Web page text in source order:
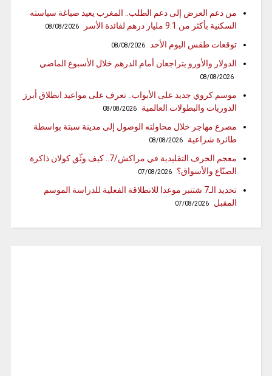
من دعم العرض إلى دعم الطلب.. المغرب يعيد صياغة سياسته
السكنية بأكثر من 9.1 مليار درهم لفائدة الأسر
08/08/2026
توقعات طقس اليوم الأحد 08/08/2026
الدولار والأورو يتراجعان أمام الدرهم خلال الأسبوع الماضي
08/08/2026
موسم كروي جديد على الأبواب.. تعرف على مواعيد انطلاق أبرز
الدوريات والبطولات العالمية
08/08/2026
مصرع مهاجر خلال محاولته الوصول إلى مدينة سبتة بواسطة
طائرة شراعية
08/08/2026
معجم الحرف التقليدية في مراكش/7.. كيف وثّق كولان ذاكرة
الصنّاع والأسواق؟
07/08/2026
تحديد الـ7 شتنبر موعدا للانطلاقة الفعلية للدراسة الموسم
المقبل
07/08/2026